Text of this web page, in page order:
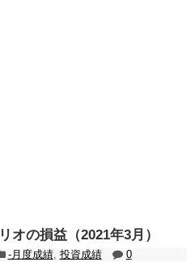
オの損益（2021年3月）
-月度成績, 投資成績
0